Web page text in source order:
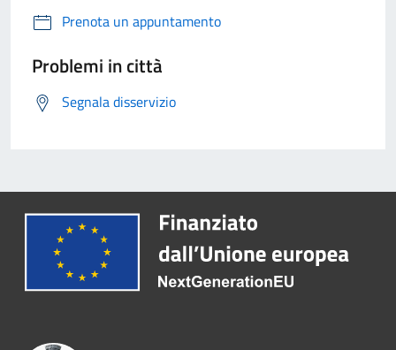
Prenota un appuntamento
Problemi in città
Segnala disservizio